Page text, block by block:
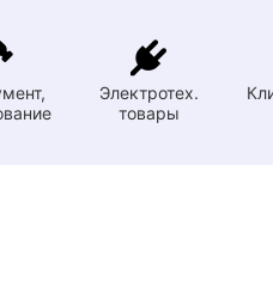
Электротех.
товары